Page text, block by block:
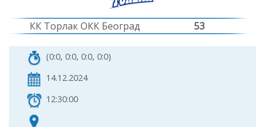
КК Торлак ОКК Београд 53
(0:0, 0:0, 0:0, 0:0)
14.12.2024
12:30:00